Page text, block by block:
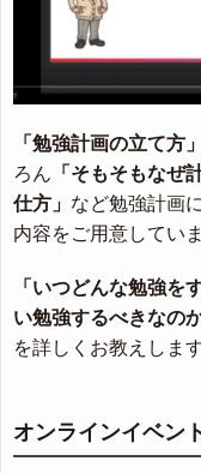
「勉強計画の立て方」
ろん 「そもそもなぜ
仕方」 など勉強計画
内容をご用意していま
「いつどんな勉強を
い勉強するべきなのか
を詳しくお教えします
オンラインイベ